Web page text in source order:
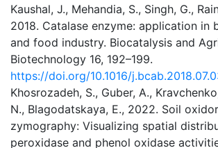
Kaushal, J., Mehandia, S., Singh, G.,
2018. Catalase enzyme: application in
and food industry. Biocatalysis and
Biotechnology 16, 192–199.
https://doi.org/10.1016/
Khosrozadeh, S., Guber, A.,
N., Blagodatskaya, E., 2022. Soil
zymography: Visualizing spatial
peroxidase and phenol oxidase